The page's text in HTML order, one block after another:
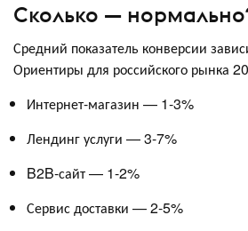
Сколько —
Средний показатель конверсии
Ориентиры для российского рынка
Интернет-магазин — 1-3%
Лендинг услуги — 3-7%
B2B-сайт — 1-2%
Сервис доставки — 2-5%